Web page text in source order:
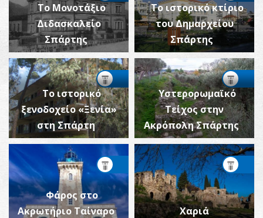
Το Μονοτάξιο
Διδασκαλείο
Σπάρτης
Το ιστορικό κτίριο
του Δημαρχείου
Σπάρτης
Το ιστορικό
ξενοδοχείο «Ξενία»
στη Σπάρτη
Υστερορωμαϊκό
Τείχος στην
Ακρόπολη Σπάρτης
Φάρος στο
Ακρωτήριο Ταίναρο
Χαριά